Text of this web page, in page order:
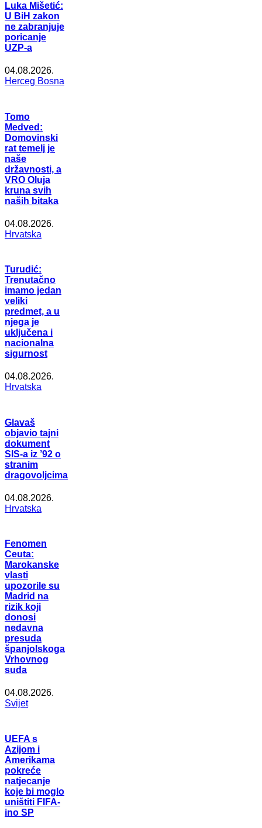
Luka Mišetić:
U BiH zakon
ne zabranjuje
poricanje
UZP-a
04.08.2026.
Herceg Bosna
Tomo
Medved:
Domovinski
rat temelj je
naše
državnosti, a
VRO Oluja
kruna svih
naših bitaka
04.08.2026.
Hrvatska
Turudić:
Trenutačno
imamo jedan
veliki
predmet, a u
njega je
uključena i
nacionalna
sigurnost
04.08.2026.
Hrvatska
Glavaš
objavio tajni
dokument
SIS-a iz ’92 o
stranim
dragovoljcima
04.08.2026.
Hrvatska
Fenomen
Ceuta:
Marokanske
vlasti
upozorile su
Madrid na
rizik koji
donosi
nedavna
presuda
španjolskoga
Vrhovnog
suda
04.08.2026.
Svijet
UEFA s
Azijom i
Amerikama
pokreće
natjecanje
koje bi moglo
uništiti FIFA-
ino SP